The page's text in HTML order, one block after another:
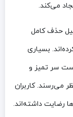
می‌کند.
حذف کامل
بسیاری
پوست سر تمیز و
می‌رسند. کاربران
رضایت داشته‌اند.